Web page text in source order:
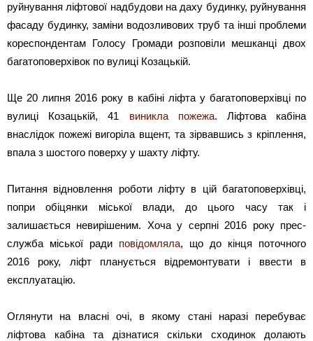
руйнування ліфтової надбудови на даху будинку, руйнування
фасаду будинку, заміни водозливових труб та інші проблеми
кореспондентам Голосу Громади розповіли мешканці двох
багатоповерхівок по вулиці Козацькій.
Ще 20 липня 2016 року в кабіні ліфта у багатоповерхівці по
вулиці Козацькій, 41 виникла пожежа. Ліфтова кабіна
внаслідок пожежі вигоріла вщент, та зірвавшись з кріплення,
впала з шостого поверху у шахту ліфту.
Питання відновлення роботи ліфту в цій багатоповерхівці,
попри обіцянки міської влади, до цього часу так і
залишається невирішеним. Хоча у серпні 2016 року прес-
служба міської ради повідомляла, що до кінця поточного
2016 року, ліфт планується відремонтувати і ввести в
експлуатацію.
Оглянути на власні очі, в якому стані наразі перебуває
ліфтова кабіна та дізнатися скільки сходинок долають